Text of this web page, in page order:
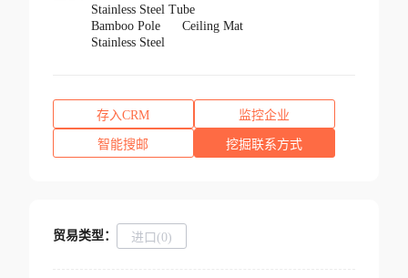
Stainless Steel Tube
Bamboo Pole
Ceiling Mat
Stainless Steel
存入CRM 监控企业
智能搜邮 挖掘联系方式
贸易类型： 进口(0)